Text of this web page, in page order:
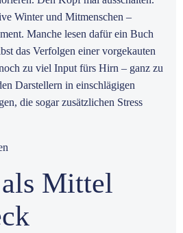
Winter und Mitmenschen –
Manche lesen dafür ein Buch
das Verfolgen einer vorgekauten
zu viel Input fürs Hirn – ganz zu
Darstellern in einschlägigen
die sogar zusätzlichen Stress
Mittel